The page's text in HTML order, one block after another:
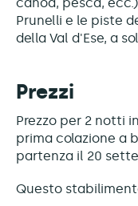
Prunelli e le piste
della Val d'Ese, a
Prezzi
Prezzo per 2 notti
prima colazione a
partenza il 20
Questo